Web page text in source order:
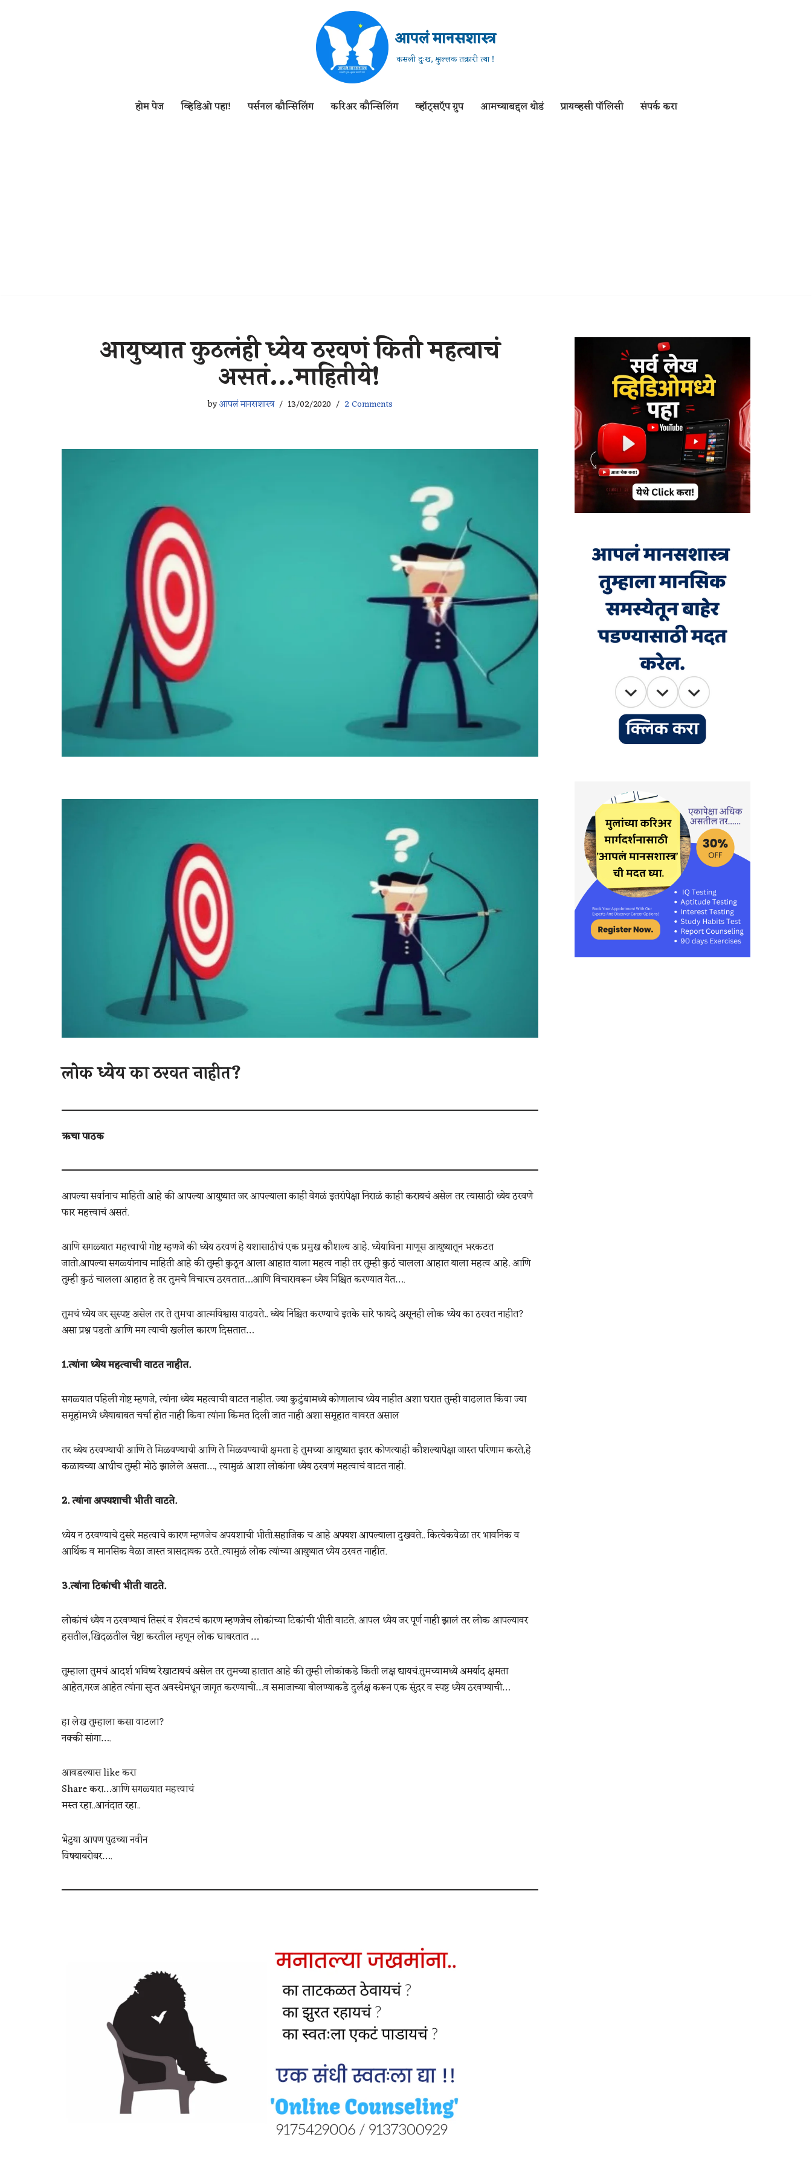
आपलं मानसशास्त्र
कसली दुःख, क्षुल्लक तक्रारी त्या !
होम पेज व्हिडिओ पहा! पर्सनल कौन्सिलिंग करिअर कौन्सिलिंग व्हॉट्सऍप ग्रुप आमच्याबद्दल थोडं प्रायव्हसी पॉलिसी संपर्क करा
आयुष्यात कुठलंही ध्येय ठरवणं किती महत्वाचं
असतं…माहितीये!
byआपलं मानसशास्त्र 13/02/2020 2 Comments
लोक ध्येय का ठरवत नाहीत?
ऋचा पाठक
आपल्या सर्वानाच माहिती आहे की आपल्या आयुष्यात जर आपल्याला काही वेगळं इतरांपेक्षा निराळं काही करायचं असेल तर त्यासाठी ध्येय ठरवणे
फार महत्त्वाचं असतं.
आणि सगळ्यात महत्त्वाची गोष्ट म्हणजे की ध्येय ठरवणं हे यशासाठीचं एक प्रमुख कौशल्य आहे. ध्येयाविना माणूस आयुष्यातून भरकटत
जातो.आपल्या सगळ्यांनाच माहिती आहे की तुम्ही कुठून आला आहात याला महत्व नाही तर तुम्ही कुठं चालला आहात याला महत्व आहे. आणि
तुम्ही कुठं चालला आहात हे तर तुमचे विचारच ठरवतात…आणि विचारावरून ध्येय निश्चित करण्यात येत….
तुमचं ध्येय जर सुस्पष्ट असेल तर ते तुमचा आत्मविश्वास वाढवते.. ध्येय निश्चित करण्याचे इतके सारे फायदे असूनही लोक ध्येय का ठरवत नाहीत?
असा प्रश्न पडतो आणि मग त्याची खलील कारण दिसतात…
1.त्यांना ध्येय महत्वाची वाटत नाहीत.
सगळ्यात पहिली गोष्ट म्हणजे, त्यांना ध्येय महत्वाची वाटत नाहीत. ज्या कुटुंबामध्ये कोणालाच ध्येय नाहीत अशा घरात तुम्ही वाढलात किंवा ज्या
समूहांमध्ये ध्येयाबाबत चर्चा होत नाहीं किवा त्यांना किंमत दिली जात नाही अशा समूहात वावरत असाल
तर ध्येय ठरवण्याची आणि ते मिळवण्याची आणि ते मिळवण्याची क्षमता हे तुमच्या आयुष्यात इतर कोणत्याही कौशल्यापेक्षा जास्त परिणाम करते,हे
कळायच्या आधीच तुम्ही मोठे झालेले असता…, त्यामुळं आशा लोकांना ध्येय ठरवणं महत्वाचं वाटत नाही.
2. त्यांना अपयशाची भीती वाटते.
ध्येय न ठरवण्याचे दुसरे महत्वाचे कारण म्हणजेच अपयशाची भीती.सहाजिक च आहे अपयश आपल्याला दुखवते.. कित्येकवेळा तर भावनिक व
आर्थिक व मानसिक वेळा जास्त त्रासदायक ठरते..त्यामुळं लोक त्यांच्या आयुष्यात ध्येय ठरवत नाहीत.
3.त्यांना टिकांची भीती वाटते.
लोकांचं ध्येय न ठरवण्याचं तिसरं व शेवटचं कारण म्हणजेच लोकांच्या टिकांची भीती वाटते. आपल ध्येय जर पूर्ण नाही झालं तर लोक आपल्यावर
हसतील,खिदळतील चेष्टा करतील म्हणून लोक घाबरतात …
तुम्हाला तुमचं आदर्श भविष्य रेखाटायचं असेल तर तुमच्या हातात आहे की तुम्ही लोकांकडे किती लक्ष द्यायचं.तुमच्यामध्ये अमर्याद क्षमता
आहेत,गरज आहेत त्यांना सुप्त अवस्थेमधून जागृत करण्याची…व समाजाच्या बोलण्याकडे दुर्लक्ष करून एक सुंदर व स्पष्ट ध्येय ठरवण्याची…
हा लेख तुम्हाला कसा वाटला?
नक्की सांगा….
आवडल्यास like करा
Share करा…आणि सगळ्यात महत्त्वाचं
मस्त रहा..आनंदात रहा..
भेटुया आपण पुढच्या नवीन
विषयाबरोबर….